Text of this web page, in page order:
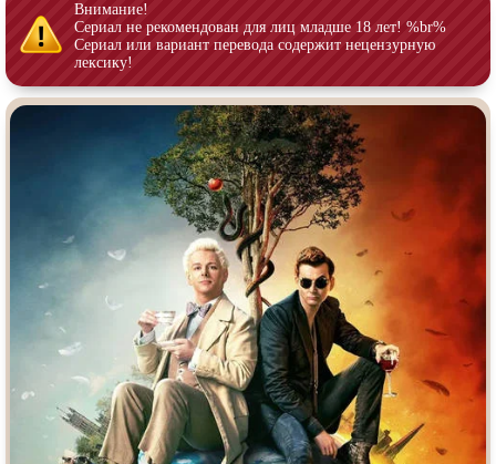
Дорамы
Киберпанк Коллекция
Комикс Маги и Волшебники
Новогодние
реальных
Параллельные миры
Гоблина ПереводКубик в Кубе
Перевод Кураж-Бамбей Пеплум
Подростковая жестокость Постапокалипсис
Призраки Про акул
Про апокалипсис Про богатых
Про богов Про вампиров
Про ведьм Про викингов
Внимание!
Сериал не рекомендован для лиц младше 18 лет! %br%
Сериал или вариант перевода содержит нецензурную
лексику!